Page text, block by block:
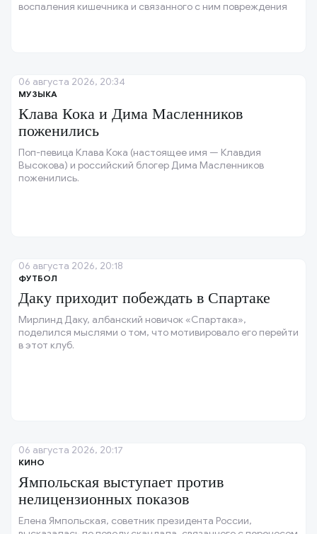
воспаления кишечника и связанного с ним повреждения
МУЗЫКА
Клава Кока и Дима Масленников
поженились
Поп-певица Клава Кока (настоящее имя — Клавдия
Высокова) и российский блогер Дима Масленников
поженились.
06 августа 2026, 20:34
ФУТБОЛ
Даку приходит побеждать в Спартаке
Мирлинд Даку, албанский новичок «Спартака»,
поделился мыслями о том, что мотивировало его перейти
в этот клуб.
06 августа 2026, 20:18
КИНО
Ямпольская выступает против
нелицензионных показов
Елена Ямпольская, советник президента России,
06 августа 2026, 20:17